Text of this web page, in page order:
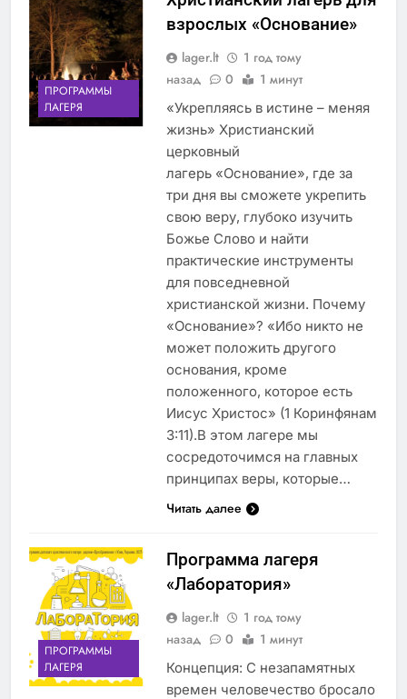
ПРОГРАММЫ
ЛАГЕРЯ
взрослых «Основание»
lager.lt
1 год тому
назад
0 1 минут
«Укрепляясь в истине – меняя
жизнь» Христианский
церковный
лагерь «Основание», где за
три дня вы сможете укрепить
свою веру, глубоко изучить
Божье Слово и найти
практические инструменты
для повседневной
христианской жизни. Почему
«Основание»? «Ибо никто не
может положить другого
основания, кроме
положенного, которое есть
Иисус Христос» (1 Коринфянам
3:11).В этом лагере мы
сосредоточимся на главных
принципах веры, которые…
Читать далее
ПРОГРАММЫ
ЛАГЕРЯ
Программа лагеря
«Лаборатория»
lager.lt
1 год тому
назад
0 1 минут
Концепция: С незапамятных
времен человечество бросало